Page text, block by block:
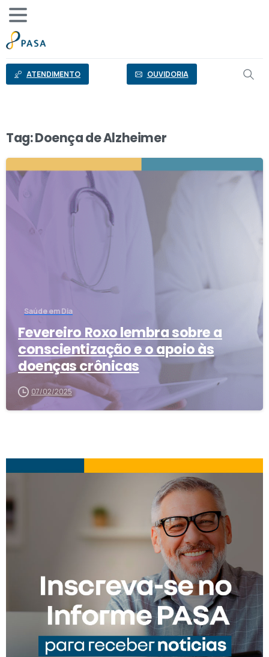
conteúdo
ATENDIMENTO OUVIDORIA
Tag:Doença de Alzheimer
Saúde em Dia
Fevereiro Roxo lembra sobre a
conscientização e o apoio às
doenças crônicas
07/02/2025